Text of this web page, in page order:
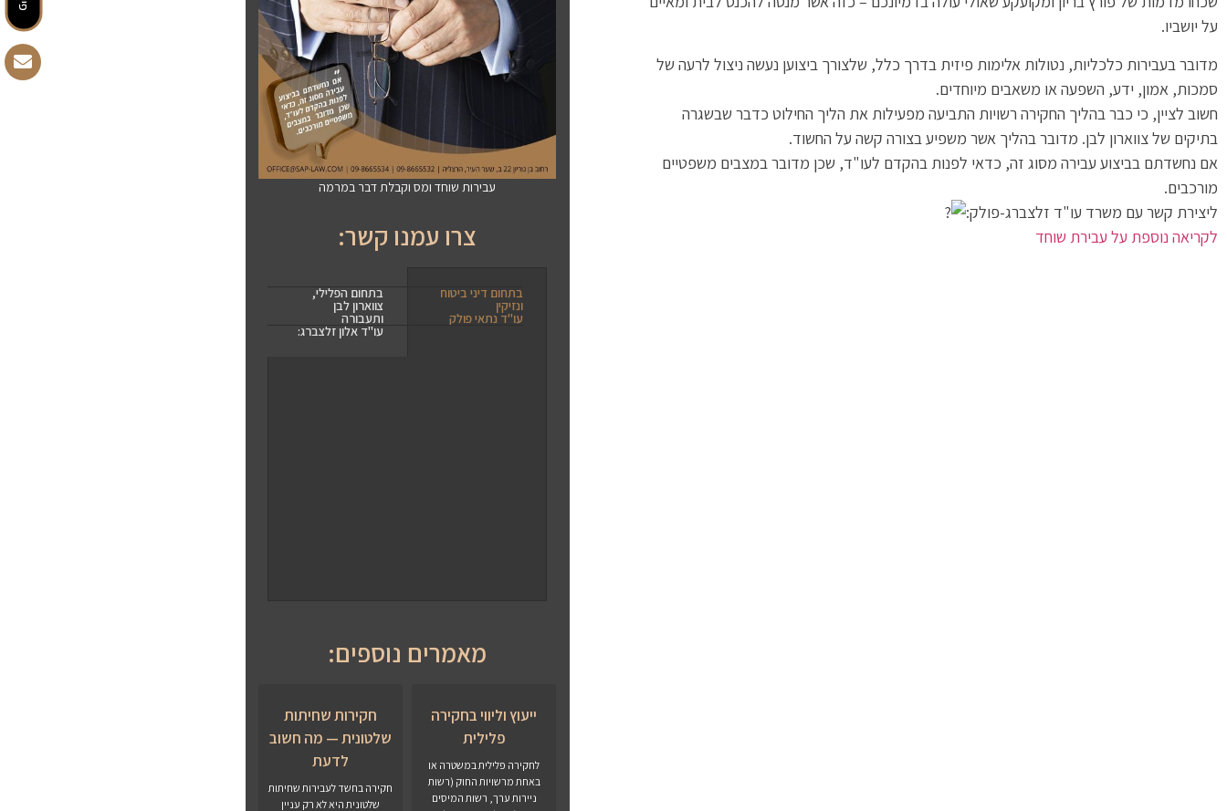
על יושביו.
מדובר בעבירות כלכליות, נטולות אלימות פיזית בדרך כלל, שלצורך ביצוען נעשה ניצול לרעה של
סמכות, אמון, ידע, השפעה או משאבים מיוחדים.
חשוב לציין, כי כבר בהליך החקירה רשויות התביעה מפעילות את הליך החילוט כדבר שבשגרה
בתיקים של צווארון לבן. מדובר בהליך אשר משפיע בצורה קשה על החשוד.
אם נחשדתם בביצוע עבירה מסוג זה, כדאי לפנות בהקדם לעו"ד, שכן מדובר במצבים משפטיים
מורכבים.
ליצירת קשר עם משרד עו"ד זלצברג-פולק:
לקריאה נוספת על עבירת שוחד
עבירות שוחד ומס וקבלת דבר במרמה
צרו עמנו קשר:
בתחום דיני ביטוח
ונזיקין
עו"ד נתאי פולק
בתחום הפלילי,
צווארון לבן
ותעבורה
עו"ד אלון זלצברג:
מאמרים נוספים:
ייעוץ וליווי בחקירה
פלילית
לחקירה פלילית במשטרה או
באחת מרשויות החוק (רשות
ניירות ערך, רשות המיסים
חקירות שחיתות
שלטונית — מה חשוב
לדעת
חקירה בחשד לעבירות שחיתות
שלטונית היא לא רק עניין